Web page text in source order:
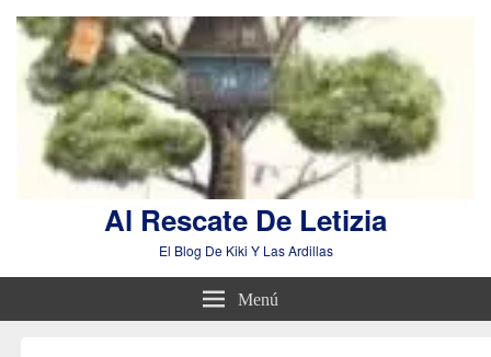
Al Rescate De Letizia
El Blog De Kiki Y Las Ardillas
Menú